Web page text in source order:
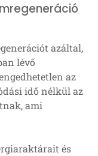
azáltal,
lévő
az
idő nélkül az
ami
és